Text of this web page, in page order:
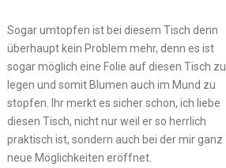
Sogar umtopfen ist bei diesem Tisch denn
überhaupt kein Problem mehr, denn es ist
sogar möglich eine Folie auf diesen Tisch zu
legen und somit Blumen auch im Mund zu
stopfen. Ihr merkt es sicher schon, ich liebe
diesen Tisch, nicht nur weil er so herrlich
praktisch ist, sondern auch bei der mir ganz
neue Möglichkeiten eröffnet.